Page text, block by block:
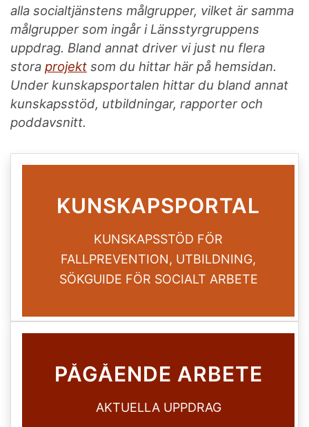
alla socialtjänstens målgrupper, vilket är samma
målgrupper som ingår i Länsstyrgruppens
uppdrag. Bland annat driver vi just nu flera
stora projekt som du hittar här på hemsidan.
Under kunskapsportalen hittar du bland annat
kunskapsstöd, utbildningar, rapporter och
poddavsnitt.
KUNSKAPSPORTAL
KUNSKAPSSTÖD FÖR
FALLPREVENTION, UTBILDNING,
SÖKGUIDE FÖR SOCIALT ARBETE
PÅGÅENDE ARBETE
AKTUELLA UPPDRAG